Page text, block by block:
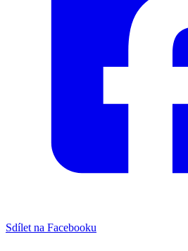
Sdílet na Facebooku